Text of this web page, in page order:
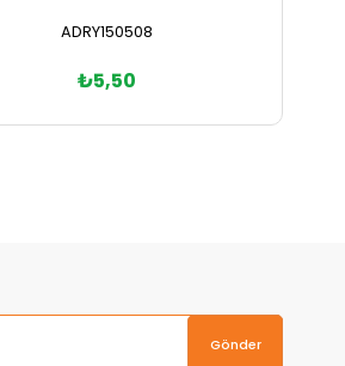
ADRY150508
₺5,50
Gönder